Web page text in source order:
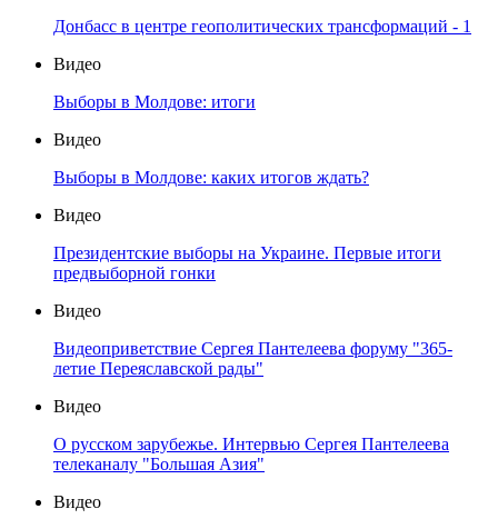
Донбасс в центре геополитических трансформаций - 1
Видео
Выборы в Молдове: итоги
Видео
Выборы в Молдове: каких итогов ждать?
Видео
Президентские выборы на Украине. Первые итоги
предвыборной гонки
Видео
Видеоприветствие Сергея Пантелеева форуму "365-
летие Переяславской рады"
Видео
О русском зарубежье. Интервью Сергея Пантелеева
телеканалу "Большая Азия"
Видео